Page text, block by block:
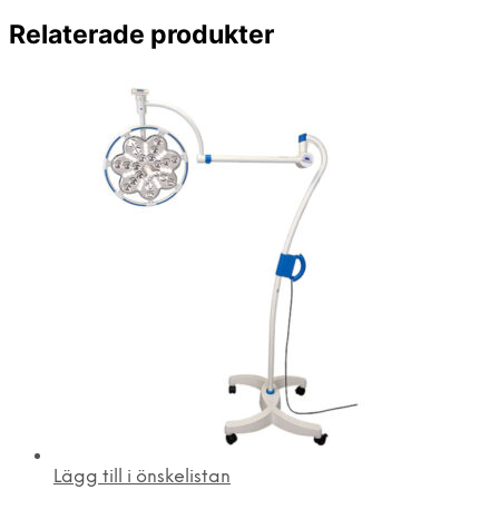
Relaterade produkter
Lägg till i önskelistan